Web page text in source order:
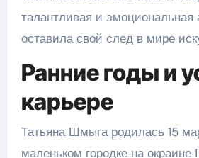
талантливая и эмоциональная
оставила свой след в мире
Ранние годы и
карьере
Татьяна Шмыга родилась 15
маленьком городке на окраине